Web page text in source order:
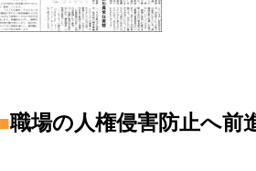
職場の人権侵害防止へ前